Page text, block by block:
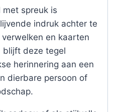
met spreuk is
indruk achter te
en kaarten
blijft deze tegel
herinnering aan een
dierbare persoon of